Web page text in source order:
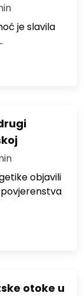
je slavila
objavili
otoke u